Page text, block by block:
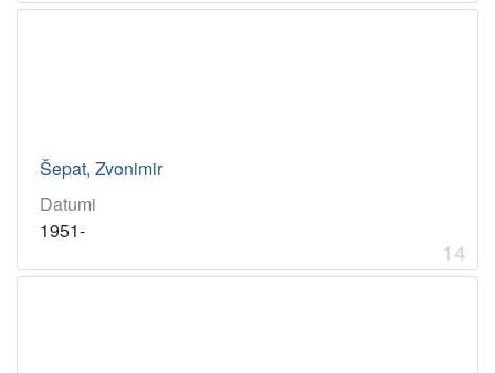
Šepat, Zvonimir
Datumi
1951-
14